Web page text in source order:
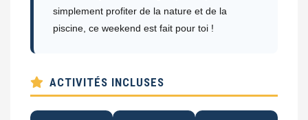
simplement profiter de la nature et de la
piscine, ce weekend est fait pour toi !
ACTIVITÉS INCLUSES